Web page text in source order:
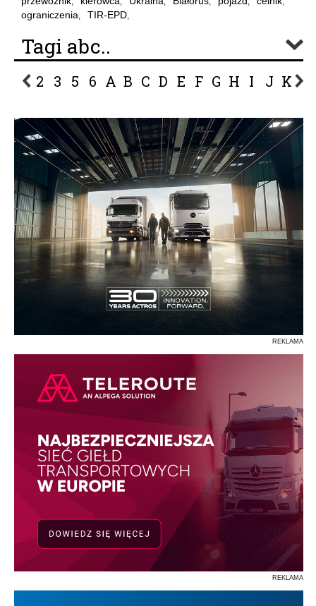
ograniczenia TIR-EPD
Tagi abc..
2 3 5 6 A B C D E F G H I J K L
REKLAMA
REKLAMA